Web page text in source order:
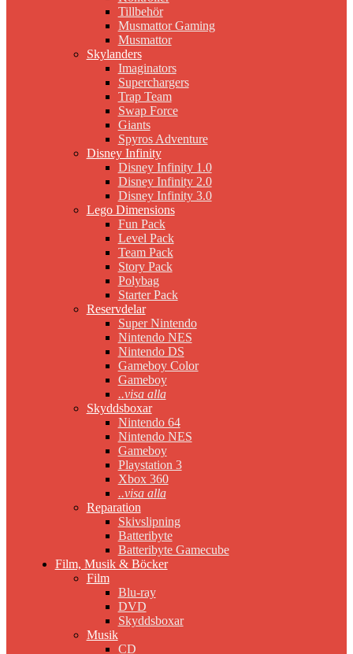
Tillbehör
Musmattor Gaming
Musmattor
Skylanders
Imaginators
Superchargers
Trap Team
Swap Force
Giants
Spyros Adventure
Disney Infinity
Disney Infinity 1.0
Disney Infinity 2.0
Disney Infinity 3.0
Lego Dimensions
Fun Pack
Level Pack
Team Pack
Story Pack
Polybag
Starter Pack
Reservdelar
Super Nintendo
Nintendo NES
Nintendo DS
Gameboy Color
Gameboy
..visa alla
Skyddsboxar
Nintendo 64
Nintendo NES
Gameboy
Playstation 3
Xbox 360
..visa alla
Reparation
Skivslipning
Batteribyte
Batteribyte Gamecube
Film, Musik & Böcker
Film
Blu-ray
DVD
Skyddsboxar
Musik
CD